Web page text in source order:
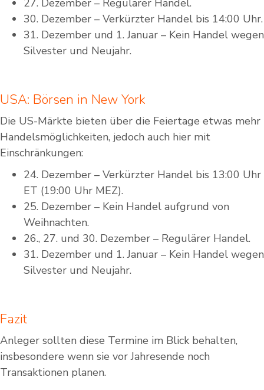
27. Dezember – Regulärer Handel.
30. Dezember – Verkürzter Handel bis 14:00 Uhr.
31. Dezember und 1. Januar – Kein Handel wegen
Silvester und Neujahr.
USA: Börsen in New York
Die US-Märkte bieten über die Feiertage etwas mehr
Handelsmöglichkeiten, jedoch auch hier mit
Einschränkungen:
24. Dezember – Verkürzter Handel bis 13:00 Uhr
ET (19:00 Uhr MEZ).
25. Dezember – Kein Handel aufgrund von
Weihnachten.
26., 27. und 30. Dezember – Regulärer Handel.
31. Dezember und 1. Januar – Kein Handel wegen
Silvester und Neujahr.
Fazit
Anleger sollten diese Termine im Blick behalten,
insbesondere wenn sie vor Jahresende noch
Transaktionen planen.